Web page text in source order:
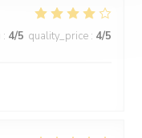
: 4/5 quality_price : 4/5